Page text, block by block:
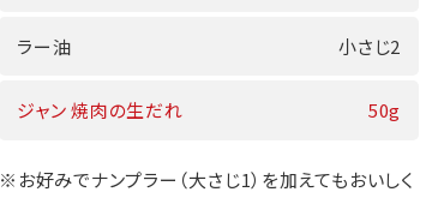
ラー油 小さじ2
ジャン 焼肉の生だれ 50g
※お好みでナンプラー（大さじ1）を加えてもおいしく